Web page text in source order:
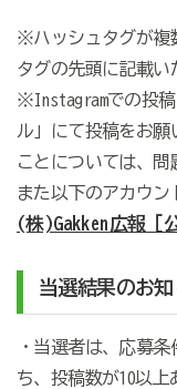
※ハッシュタグが複
タグの先頭に記載い
※Instagramでの投
ル」にて投稿をお願
ことについては、問
また以下のアカウン
(株)Gakken広報［
当選結果のお
・当選者は、応募
ち、投稿数が10以上